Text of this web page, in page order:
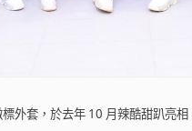
外套，於去年 10 月辣酷甜趴亮相